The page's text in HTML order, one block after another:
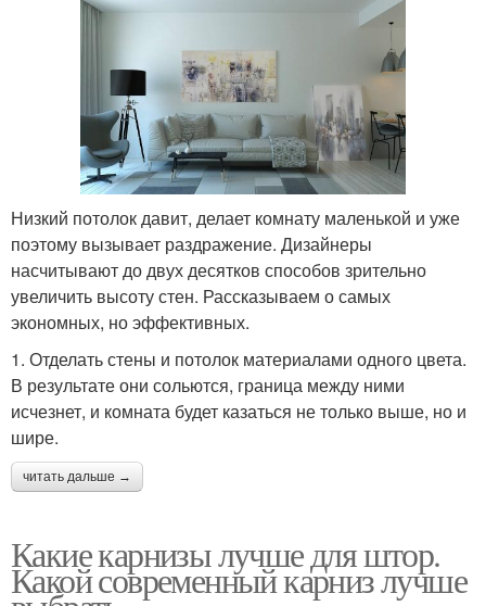
Низкий потолок давит, делает комнату маленькой и уже
поэтому вызывает раздражение. Дизайнеры
насчитывают до двух десятков способов зрительно
увеличить высоту стен. Рассказываем о самых
экономных, но эффективных.
1. Отделать стены и потолок материалами одного цвета.
В результате они сольются, граница между ними
исчезнет, и комната будет казаться не только выше, но и
шире.
читать дальше →
Какие карнизы лучше для штор.
Какой современный карниз лучше